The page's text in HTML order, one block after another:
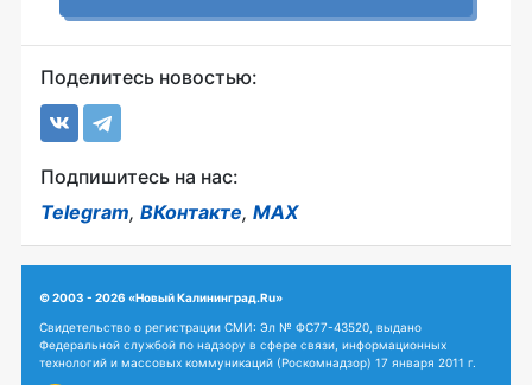
Поделитесь новостью:
Подпишитесь на нас:
Telegram, ВКонтакте, MAX
© 2003 - 2026 «Новый Калининград.Ru»
Свидетельство о регистрации СМИ: Эл № ФС77-43520, выдано
Федеральной службой по надзору в сфере связи, информационных
технологий и массовых коммуникаций (Роскомнадзор) 17 января 2011 г.